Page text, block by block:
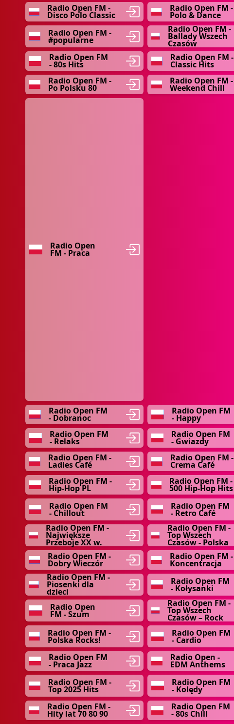
Radio Open FM -
Disco Polo Classic
Radio Open FM -
Polo & Dance
Radio Open FM -
#popularne
Radio Open FM -
Ballady Wszech
Czasów
Radio Open FM
- 80s Hits
Radio Open FM -
Classic Hits
Radio Open FM -
Po Polsku 80
Radio Open FM -
Weekend Chill
Radio Open
FM - Praca
Radio Open FM
- Dobranoc
Radio Open FM
- Happy
Radio Open FM
- Relaks
Radio Open FM
- Gwiazdy
Radio Open FM -
Ladies Café
Radio Open FM -
Crema Café
Radio Open FM -
Hip-Hop PL
Radio Open FM -
500 Hip-Hop Hits
Radio Open FM
- Chillout
Radio Open FM
- Retro Café
Radio Open FM -
Największe
Przeboje XX w.
Radio Open FM -
Top Wszech
Czasów - Polska
Radio Open FM -
Dobry Wieczór
Radio Open FM -
Koncentracja
Radio Open FM -
Piosenki dla
dzieci
Radio Open FM
- Kołysanki
Radio Open
FM - Szum
Radio Open FM -
Top Wszech
Czasów – Rock
Radio Open FM -
Polska Rocks!
Radio Open FM
- Cardio
Radio Open FM
- Praca Jazz
Radio Open -
EDM Anthems
Radio Open FM -
Top 2025 Hits
Radio Open FM
- Kolędy
Radio Open FM -
Hity lat 70 80 90
Radio Open FM
- 80s Chill